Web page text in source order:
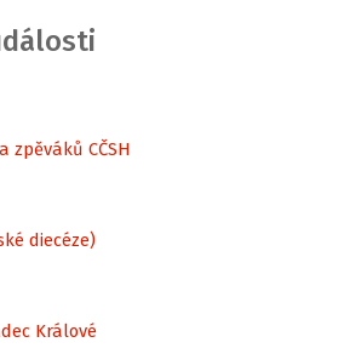
zpěváků CČSH
diecéze)
Králové